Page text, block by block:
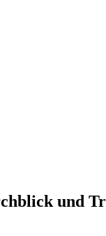
und